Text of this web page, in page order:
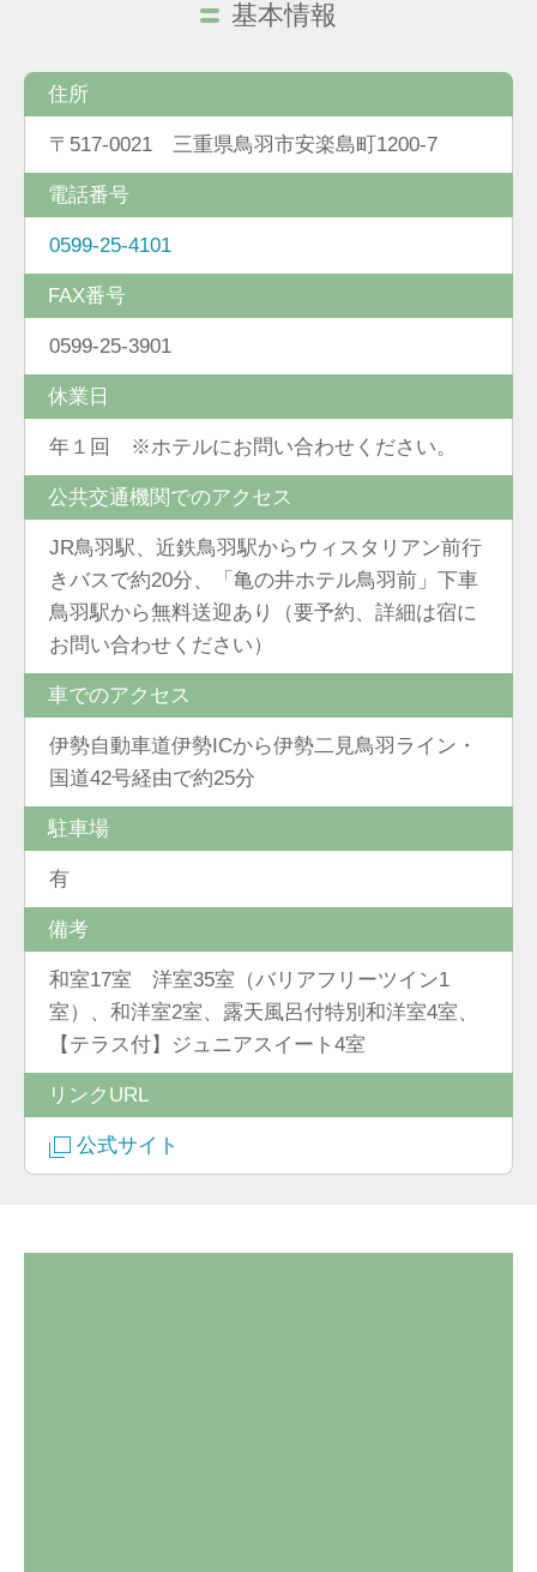
基本情報
住所
〒517-0021 三重県鳥羽市安楽島町1200-7
電話番号
0599-25-4101
FAX番号
0599-25-3901
休業日
年１回 ※ホテルにお問い合わせください。
公共交通機関でのアクセス
JR鳥羽駅、近鉄鳥羽駅からウィスタリアン前行
きバスで約20分、「亀の井ホテル鳥羽前」下車
鳥羽駅から無料送迎あり（要予約、詳細は宿に
お問い合わせください）
車でのアクセス
伊勢自動車道伊勢ICから伊勢二見鳥羽ライン・
国道42号経由で約25分
駐車場
有
備考
和室17室 洋室35室（バリアフリーツイン1
室）、和洋室2室、露天風呂付特別和洋室4室、
【テラス付】ジュニアスイート4室
リンクURL
公式サイト